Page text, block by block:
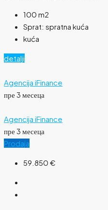
100 m2
Sprat: spratna kuća
kuća
detalji
Agencija iFinance
пре 3 месеца
Agencija iFinance
пре 3 месеца
Prodaja
59.850 €